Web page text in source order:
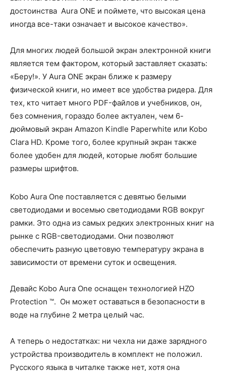
достоинства Aura ONE и поймете, что высокая цена
иногда все-таки означает и высокое качество».
Для многих людей большой экран электронной книги
является тем фактором, который заставляет сказать:
«Беру!». У Aura ONE экран ближе к размеру
физической книги, но имеет все удобства ридера. Для
тех, кто читает много PDF-файлов и учебников, он,
без сомнения, гораздо более актуален, чем 6-
дюймовый экран Amazon Kindle Paperwhite или Kobo
Clara HD. Кроме того, более крупный экран также
более удобен для людей, которые любят большие
размеры шрифтов.
Kobo Aura One поставляется с девятью белыми
светодиодами и восемью светодиодами RGB вокруг
рамки. Это одна из самых редких электронных книг на
рынке с RGB-светодиодами. Они позволяют
обеспечить разную цветовую температуру экрана в
зависимости от времени суток и освещения.
Девайс Kobo Aura One оснащен технологией HZO
Protection ™. Он может оставаться в безопасности в
воде на глубине 2 метра целый час.
А теперь о недостатках: ни чехла ни даже зарядного
устройства производитель в комплект не положил.
Русского языка в читалке также нет, хотя она